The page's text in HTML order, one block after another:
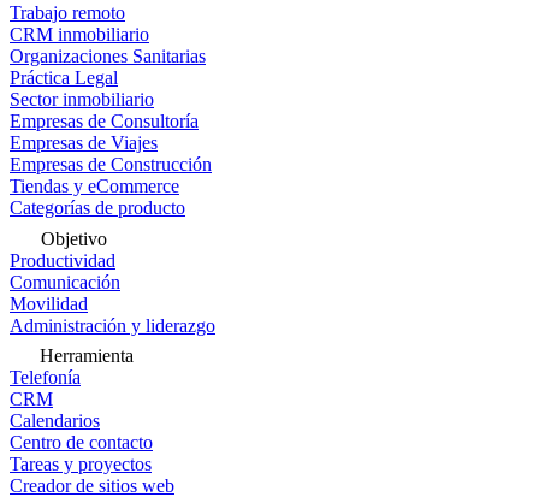
Trabajo remoto
CRM inmobiliario
Organizaciones Sanitarias
Práctica Legal
Sector inmobiliario
Empresas de Consultoría
Empresas de Viajes
Empresas de Construcción
Tiendas y eCommerce
Categorías de producto
Objetivo
Productividad
Comunicación
Movilidad
Administración y liderazgo
Herramienta
Telefonía
CRM
Calendarios
Centro de contacto
Tareas y proyectos
Creador de sitios web